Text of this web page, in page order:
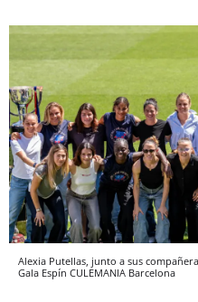
Alexia Putellas, junto a sus
Gala Espín CULEMANIA Barcelona